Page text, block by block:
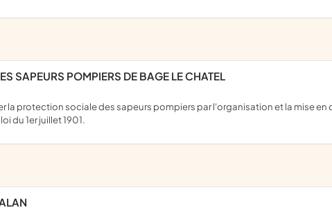
SAPEURS POMPIERS DE BAGE LE CHATEL
du 1er juillet 1901.